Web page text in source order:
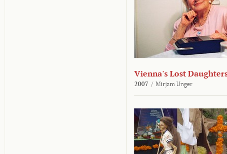
Vienna's Lost
2007 / Mirjam Unger